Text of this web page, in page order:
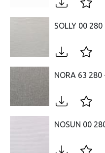
SOLLY 00 280
NORA 63 280
NOSUN 00